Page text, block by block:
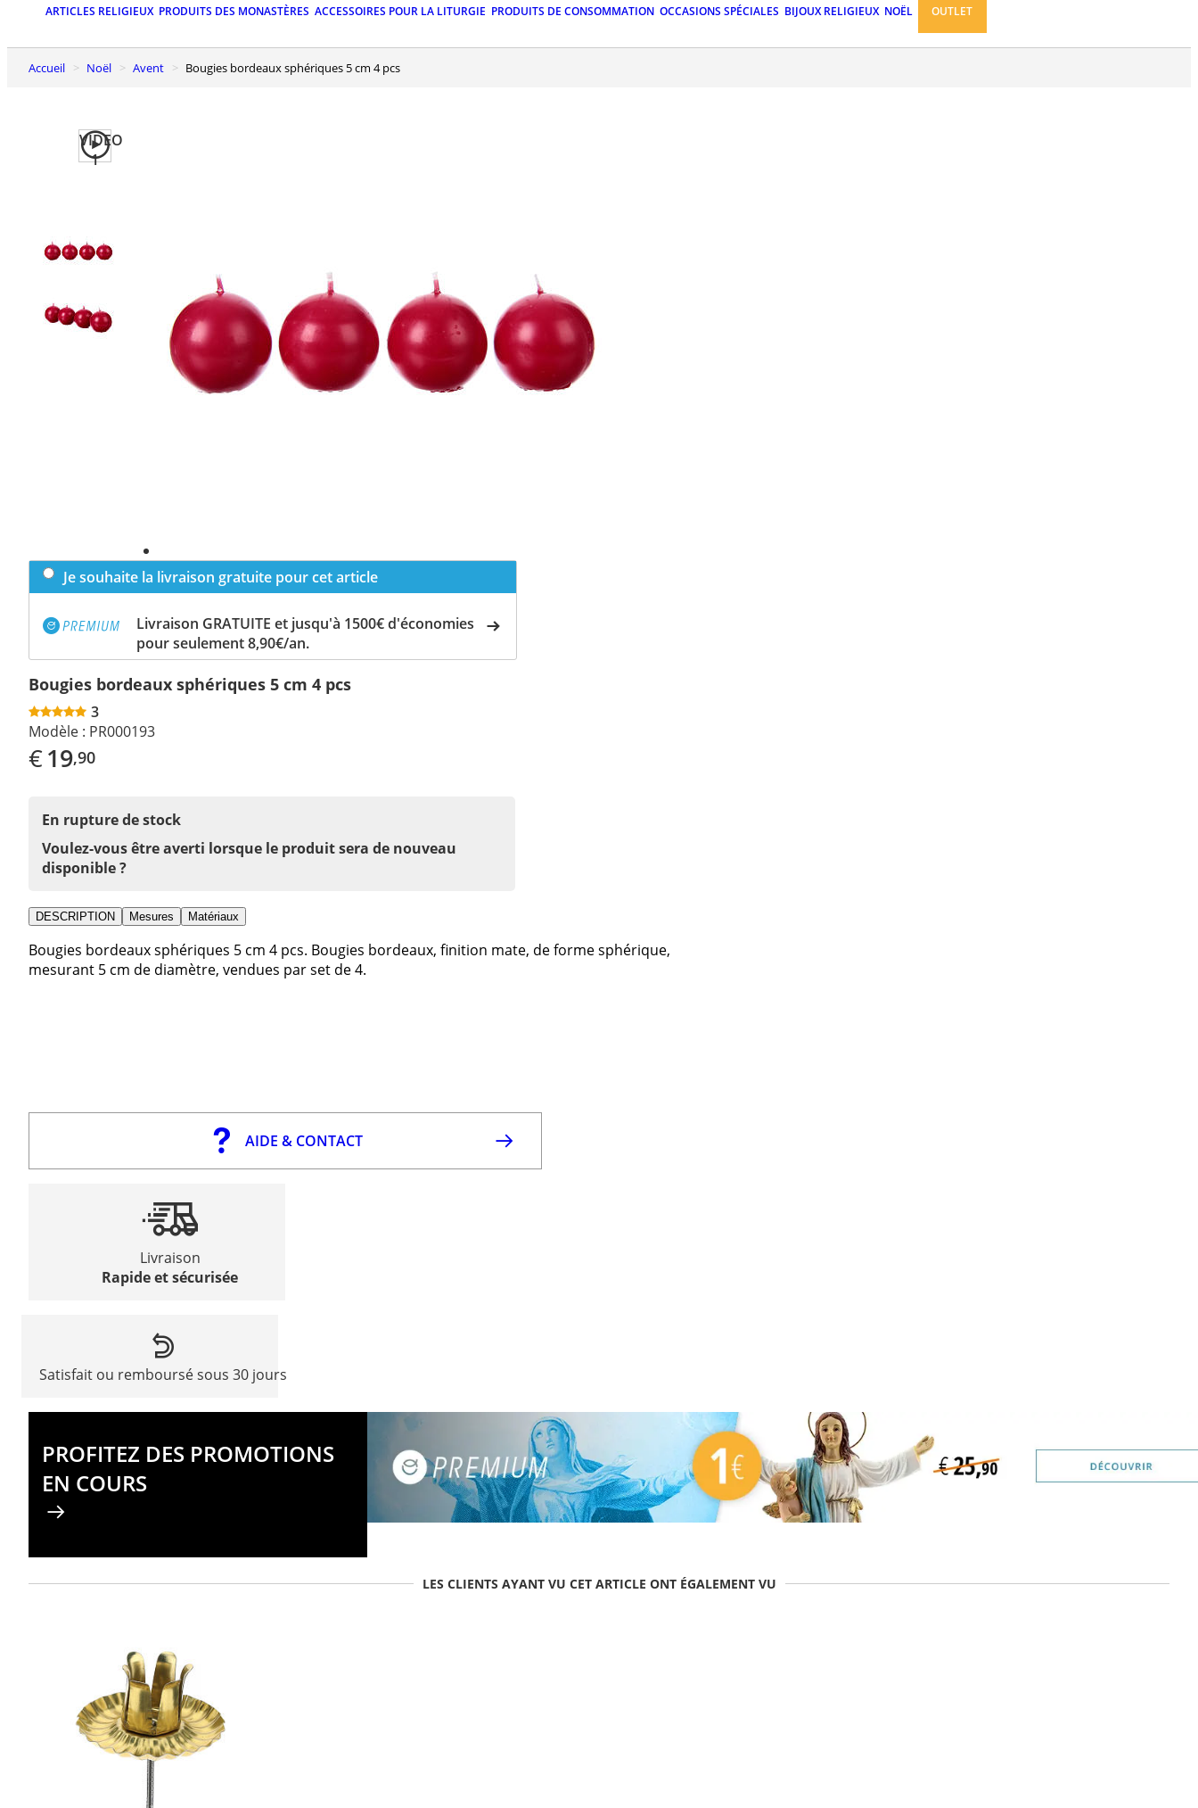
ARTICLES RELIGIEUX PRODUITS DES MONASTÈRES ACCESSOIRES POUR LA LITURGIE PRODUITS DE CONSOMMATION OCCASIONS SPÉCIALES BIJOUX RELIGIEUX NOËL OUTLET
Accueil Noël Avent Bougies bordeaux sphériques 5 cm 4 pcs
VIDEO
1
Je souhaite la livraison gratuite pour cet article
Livraison GRATUITE et jusqu'à 1500€ d'économies
pour seulement 8,90€/an.
Bougies bordeaux sphériques 5 cm 4 pcs
3
Modèle : PR000193
€19,90
En rupture de stock
Voulez-vous être averti lorsque le produit sera de nouveau
disponible ?
DESCRIPTION Mesures Matériaux
Bougies bordeaux sphériques 5 cm 4 pcs. Bougies bordeaux, finition mate, de forme sphérique,
mesurant 5 cm de diamètre, vendues par set de 4.
AIDE & CONTACT
Livraison
Rapide et sécurisée
Satisfait ou remboursé sous 30 jours
PROFITEZ DES PROMOTIONS
EN COURS
LES CLIENTS AYANT VU CET ARTICLE ONT ÉGALEMENT VU